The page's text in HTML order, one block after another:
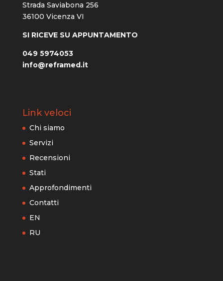
Strada Saviabona 256
36100 Vicenza VI
SI RICEVE SU APPUNTAMENTO
049 5974053
info@reframed.it
Link veloci
Chi siamo
Servizi
Recensioni
Stati
Approfondimenti
Contatti
EN
RU